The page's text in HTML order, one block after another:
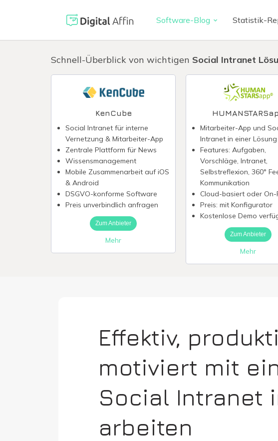
Software-Blog Statistik-
PRAXISORIENTIERTER
SOFTWARE-BLOG
Digitale Signatur
Virtuelle Kreditkarte
Reisekostenabrechnung
Digitale Firmenkreditkarte
Schnell-Überblick von wichtigen Social Intranet
KenCube
Social Intranet für interne
Vernetzung & Mitarbeiter-App
Zentrale Plattform für News
Wissensmanagement
Mobile Zusammenarbeit auf iOS
& Android
DSGVO-konforme Software
Preis unverbindlich anfragen
Zum Anbieter
Mehr
Mitarbeiter-App und
Intranet in einer Lösung
Features: Aufgaben,
Vorschläge, Intranet,
Selbstreflexion, 360°
Kommunikation
Cloud-basiert oder On-
Preis: mit Konfigurator
Kostenlose Demo
Zum Anbieter
Mehr
Effektiv,
motiviert mit
Social Intranet
arbeiten